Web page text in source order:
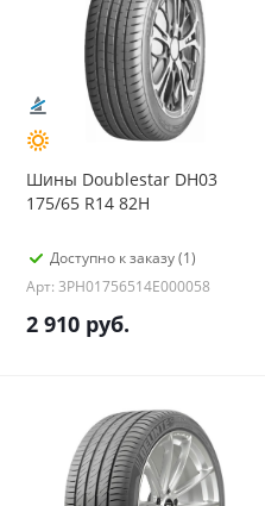
Шины Doublestar DH03
175/65 R14 82H
Доступно к заказу (1)
Арт: 3PH01756514E000058
2 910 руб.